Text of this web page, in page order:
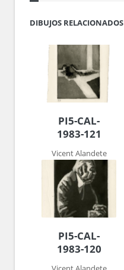
DIBUJOS RELACIONADOS
PI5-CAL-
1983-121
Vicent Alandete
PI5-CAL-
1983-120